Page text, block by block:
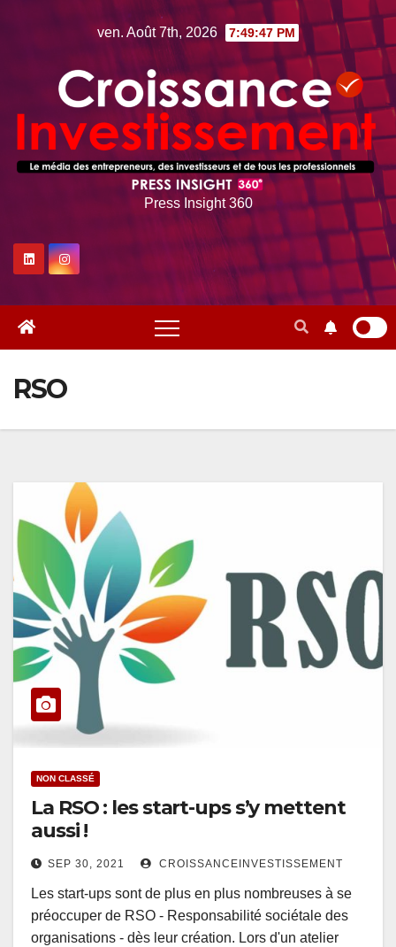
ven. Août 7th, 2026 7:49:48 PM
Press Insight 360
RSO
NON CLASSÉ
La RSO : les start-ups s’y mettent
aussi !
SEP 30, 2021 CROISSANCEINVESTISSEMENT
Les start-ups sont de plus en plus nombreuses à se
préoccuper de RSO - Responsabilité sociétale des
organisations - dès leur création. Lors d'un atelier